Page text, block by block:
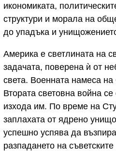
икономиката,
структури и морала на
до упадъка и
Америка е светлината на
задачата, поверена ѝ от
света. Военната намеса
Втората световна война
изхода им. По време на
заплахата от ядрено
успешно успява да
разпадането на